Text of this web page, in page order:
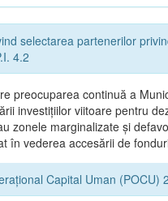
selectarea partenerilor
4.2
preocuparea continuă a
investițiilor viitoare pentru
zonele marginalizate și
în vederea accesării de
Capital Uman (POCU)